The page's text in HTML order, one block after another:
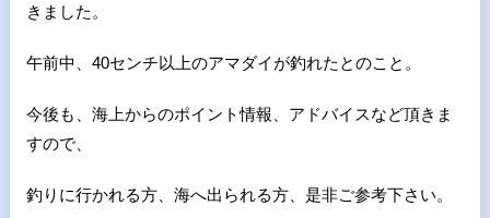
きました。
午前中、40センチ以上のアマダイが釣れたとのこと。
今後も、海上からのポイント情報、アドバイスなど頂きま
すので、
釣りに行かれる方、海へ出られる方、是非ご参考下さい。